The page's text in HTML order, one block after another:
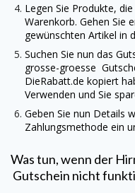
Legen Sie Produkte,
Warenkorb. Gehen Sie
gewünschten Artikel in
Suchen Sie nun das
grosse-groesse
DieRabatt.de kopiert
Verwenden und Sie
Geben Sie nun Details
Zahlungsmethode ein
Was tun, wenn der
Gutschein nicht